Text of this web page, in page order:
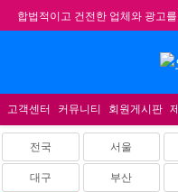
★ 요기요기 업체회원 안내사항
불건전한 게시글은 삭제 및 회원
고객센터 커뮤니티 회원게시판
전국 서울
대구 부산